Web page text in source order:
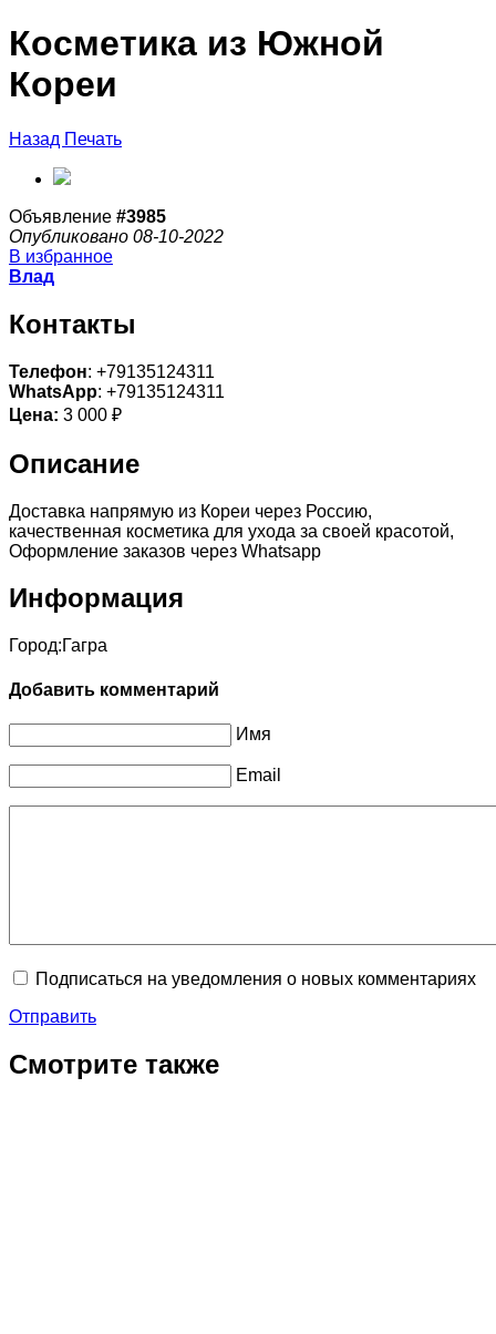
Косметика из Южной
Кореи
Назад Печать
Объявление #3985
Опубликовано 08-10-2022
В избранное
Влад
Контакты
Телефон: +79135124311
WhatsApp: +79135124311
Цена: 3 000 ₽
Описание
Доставка напрямую из Кореи через Россию,
качественная косметика для ухода за своей красотой,
Оформление заказов через Whatsapp
Информация
Город:Гагра
Добавить комментарий
Имя
Email
Подписаться на уведомления о новых комментариях
Отправить
Смотрите также